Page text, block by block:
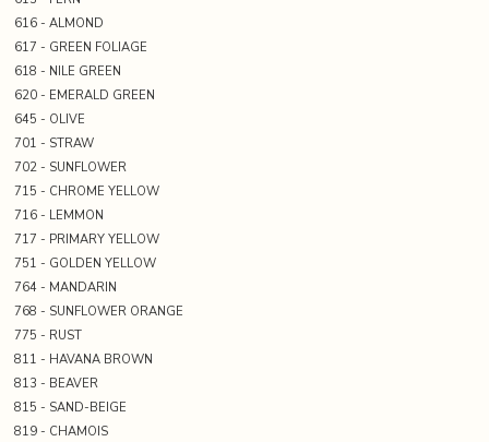
616 - ALMOND
617 - GREEN FOLIAGE
618 - NILE GREEN
620 - EMERALD GREEN
645 - OLIVE
701 - STRAW
702 - SUNFLOWER
715 - CHROME YELLOW
716 - LEMMON
717 - PRIMARY YELLOW
751 - GOLDEN YELLOW
764 - MANDARIN
768 - SUNFLOWER ORANGE
775 - RUST
811 - HAVANA BROWN
813 - BEAVER
815 - SAND-BEIGE
819 - CHAMOIS